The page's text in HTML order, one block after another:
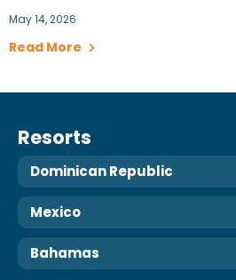
May 14, 2026
Read More
Resorts
Dominican Republic
Mexico
Bahamas